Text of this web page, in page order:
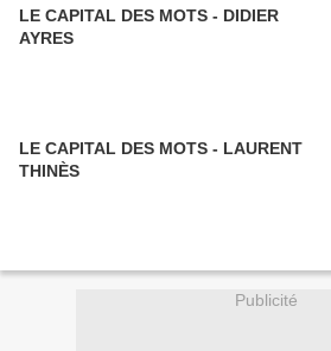
LE CAPITAL DES MOTS - DIDIER
AYRES
LE CAPITAL DES MOTS - LAURENT
THINÈS
Publicité